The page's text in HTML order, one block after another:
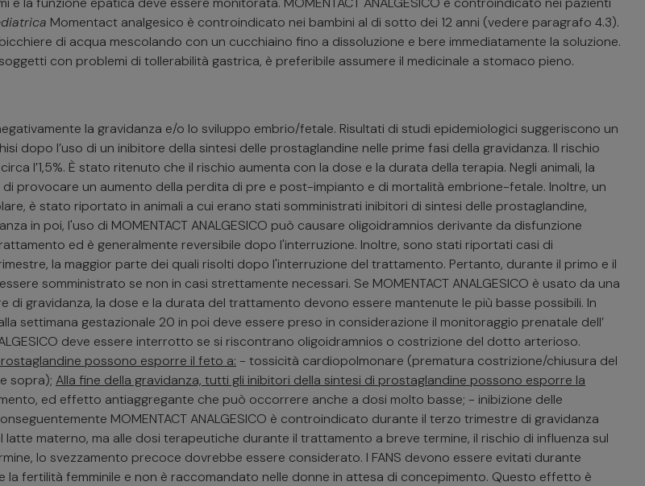
Momentact analgesico è controindicato nei bambini al di sotto dei 12 anni (vedere paragrafo 4.3).
di acqua mescolando con un cucchiaino fino a dissoluzione e bere immediatamente la soluzione.
con problemi di tollerabilità gastrica, è preferibile assumere il medicinale a stomaco pieno.
la gravidanza e/o lo sviluppo embrio/fetale. Risultati di studi epidemiologici suggeriscono un
dopo l’uso di un inibitore della sintesi delle prostaglandine nelle prime fasi della gravidanza. Il rischio
l’1,5%. È stato ritenuto che il rischio aumenta con la dose e la durata della terapia. Negli animali, la
provocare un aumento della perdita di pre e post-impianto e di mortalità embrione-fetale. Inoltre, un
è stato riportato in animali a cui erano stati somministrati inibitori di sintesi delle prostaglandine,
in poi, l'uso di MOMENTACT ANALGESICO può causare oligoidramnios derivante da disfunzione
ed è generalmente reversibile dopo l'interruzione. Inoltre, sono stati riportati casi di
la maggior parte dei quali risolti dopo l'interruzione del trattamento. Pertanto, durante il primo e il
somministrato se non in casi strettamente necessari. Se MOMENTACT ANALGESICO è usato da una
gravidanza, la dose e la durata del trattamento devono essere mantenute le più basse possibili. In
settimana gestazionale 20 in poi deve essere preso in considerazione il monitoraggio prenatale dell’
deve essere interrotto se si riscontrano oligoidramnios o costrizione del dotto arterioso.
possono esporre il feto a: - tossicità cardiopolmonare (prematura costrizione/chiusura del
sopra); Alla fine della gravidanza, tutti gli inibitori della sintesi di prostaglandine possono esporre la
ed effetto antiaggregante che può occorrere anche a dosi molto basse; - inibizione delle
MOMENTACT ANALGESICO è controindicato durante il terzo trimestre di gravidanza
materno, ma alle dosi terapeutiche durante il trattamento a breve termine, il rischio di influenza sul
lo svezzamento precoce dovrebbe essere considerato. I FANS devono essere evitati durante
la fertilità femminile e non è raccomandato nelle donne in attesa di concepimento. Questo effetto è